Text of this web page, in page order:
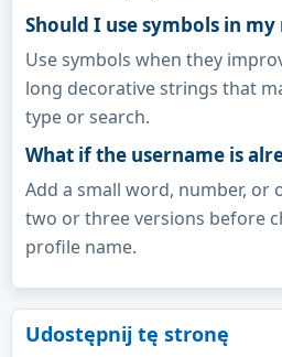
Should I use symbols in
Use symbols when they
long decorative strings that
type or search.
What if the username is
Add a small word, number, or
two or three versions before
profile name.
Udostępnij tę stronę